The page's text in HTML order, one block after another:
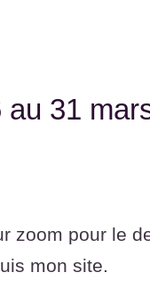
au 31
pour le
mon site.